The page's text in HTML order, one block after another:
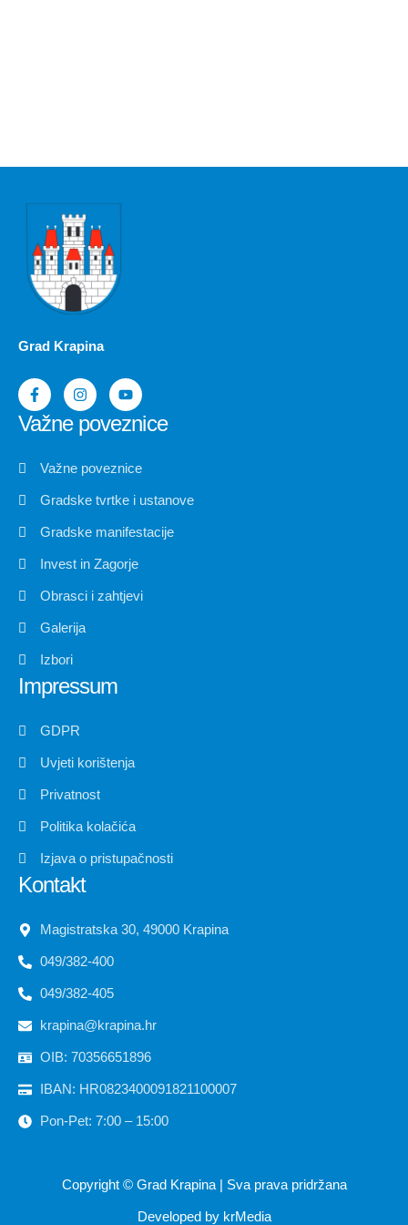
Grad Krapina
Važne poveznice
Važne poveznice
Gradske tvrtke i ustanove
Gradske manifestacije
Invest in Zagorje
Obrasci i zahtjevi
Galerija
Izbori
Impressum
GDPR
Uvjeti korištenja
Privatnost
Politika kolačića
Izjava o pristupačnosti
Kontakt
Magistratska 30, 49000 Krapina
049/382-400
049/382-405
krapina@krapina.hr
OIB: 70356651896
IBAN: HR0823400091821100007
Pon-Pet: 7:00 – 15:00
Copyright © Grad Krapina| Sva prava pridržana
Developed by krMedia